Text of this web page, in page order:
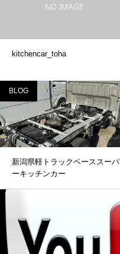
kitchencar_toha
BLOG
新潟県軽トラックベーススーパ
ーキッチンカー